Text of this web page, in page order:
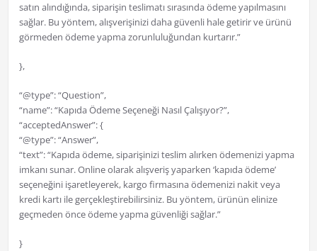
satın alındığında, siparişin teslimatı sırasında ödeme yapılmasını
sağlar. Bu yöntem, alışverişinizi daha güvenli hale getirir ve ürünü
görmeden ödeme yapma zorunluluğundan kurtarır.”
},
“@type”: “Question”,
“name”: “Kapıda Ödeme Seçeneği Nasıl Çalışıyor?”,
“acceptedAnswer”: {
“@type”: “Answer”,
“text”: “Kapıda ödeme, siparişinizi teslim alırken ödemenizi yapma
imkanı sunar. Online olarak alışveriş yaparken ‘kapıda ödeme’
seçeneğini işaretleyerek, kargo firmasına ödemenizi nakit veya
kredi kartı ile gerçekleştirebilirsiniz. Bu yöntem, ürünün elinize
geçmeden önce ödeme yapma güvenliği sağlar.”
}